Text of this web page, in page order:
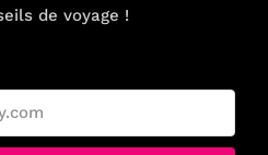
de voyage !